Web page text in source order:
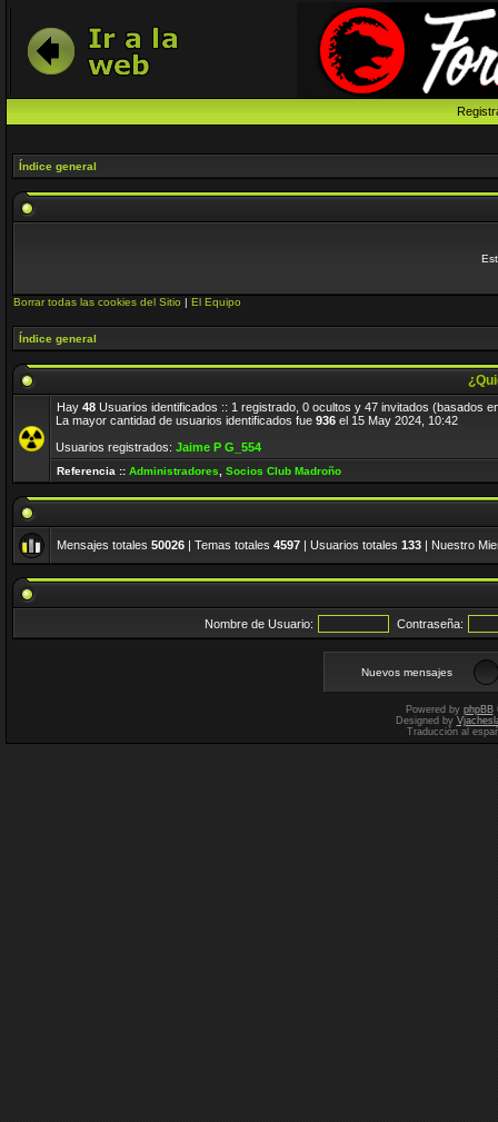
Índice general
Borrar todas las cookies del Sitio | El Equipo
Índice general
Hay 48 Usuarios identificados :: 1 registrado, 0 ocultos y 47 invitados (basados
La mayor cantidad de usuarios identificados fue 936 el 15 May 2024, 10:42
Usuarios registrados: Jaime P G_554
Referencia :: Administradores Socios Club Madroño
Mensajes totales 50026 | Temas totales 4597 | Usuarios totales 133 | Nuestro
Nombre de Usuario: Contraseña:
Nuevos mensajes
Powered by phpBB
Designed by
Traducción al